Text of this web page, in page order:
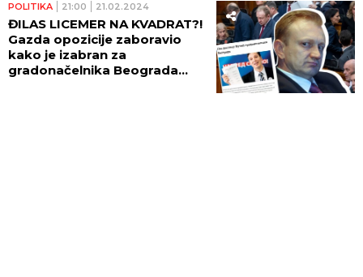
POLITIKA 21:00 21.02.2024
ĐILAS LICEMER NA KVADRAT?!
Gazda opozicije zaboravio
kako je izabran za
gradonačelnika Beograda